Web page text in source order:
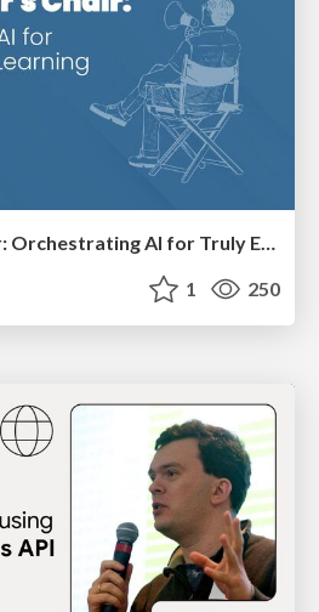
The Director’s Chair: Orchestrating AI for Truly Effective Learning
1 250